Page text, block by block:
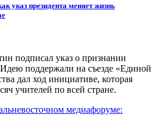
указ президента меняет жизнь
подписал указ о признании
Идею поддержали на съезде «Единой
дал ход инициативе, которая
учителей по всей стране.